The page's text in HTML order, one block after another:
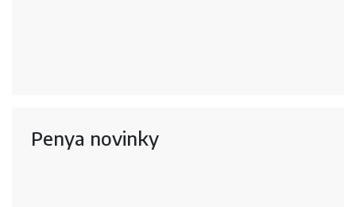
Penya novinky